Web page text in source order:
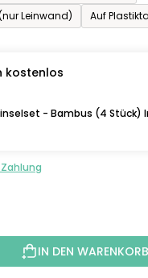
Leinwand)
Auf
kostenlos
- Bambus (4 Stück)
IN DEN WARENKORB